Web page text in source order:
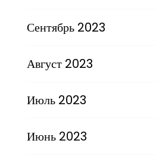
Сентябрь 2023
Август 2023
Июль 2023
Июнь 2023